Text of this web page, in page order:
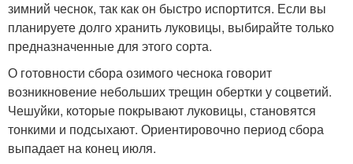
зимний чеснок, так как он быстро испортится. Если вы
планируете долго хранить луковицы, выбирайте только
предназначенные для этого сорта.
О готовности сбора озимого чеснока говорит
возникновение небольших трещин обертки у соцветий.
Чешуйки, которые покрывают луковицы, становятся
тонкими и подсыхают. Ориентировочно период сбора
выпадает на конец июля.